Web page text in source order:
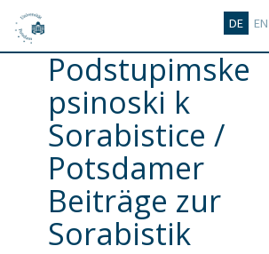
DE EN
Deutsch
Podstupimske
psinoski k
Sorabistice /
Potsdamer
Beiträge zur
Sorabistik